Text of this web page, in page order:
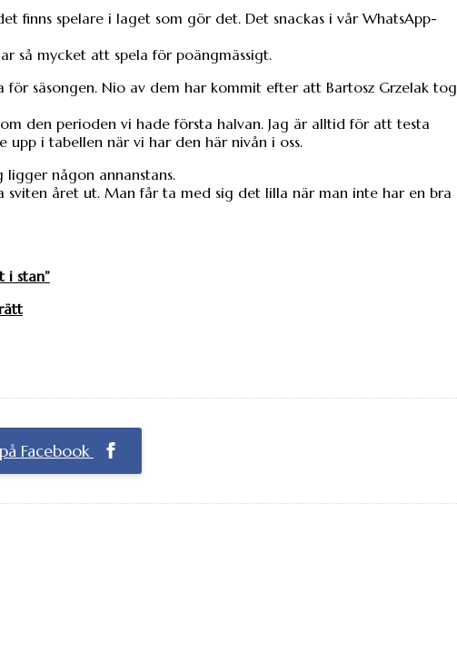
finns spelare i laget som gör det. Det snackas i vår WhatsApp-
så mycket att spela för poängmässigt.
säsongen. Nio av dem har kommit efter att Bartosz Grzelak tog
den perioden vi hade första halvan. Jag är alltid för att testa
i tabellen när vi har den här nivån i oss.
ligger någon annanstans.
året ut. Man får ta med sig det lilla när man inte har en bra
i stan”
Facebook